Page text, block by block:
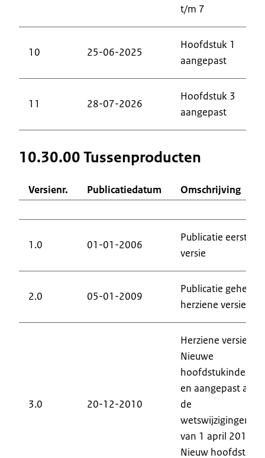
t/m 7
10 25-06-2025
Hoofdstuk 1
aangepast
11 28-07-2026
Hoofdstuk 3
aangepast
10.30.00 Tussenproducten
Versienr. Publicatiedatum Omschrijving
1.0 01-01-2006
Publicatie eerste
versie
2.0 05-01-2009
Publicatie geheel
herziene versie
3.0 20-12-2010
Herziene versie.
Nieuwe
hoofdstukindeling
en aangepast aan
de
wetswijzigingen
van 1 april 2010.
Nieuw hoofdstuk